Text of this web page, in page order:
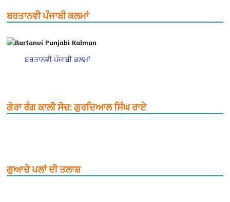
ਬਰਤਾਨਵੀ ਪੰਜਾਬੀ ਕਲਮਾਂ
ਬਰਤਾਨਵੀ ਪੰਜਾਬੀ ਕਲਮਾਂ
ਗੋਰਾ ਰੰਗ ਕਾਲੀ ਸੋਚ: ਗੁਰਦਿਆਲ ਸਿੰਘ ਰਾਏ
ਗੁਆਚੇ ਪਲਾਂ ਦੀ ਤਲਾਸ਼